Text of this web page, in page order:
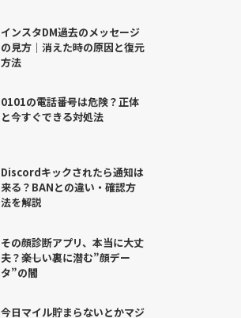
インスタDM過去のメッセージ
の見方｜消えた時の原因と復元
方法
0101の電話番号は危険？正体
と今すぐできる対処法
Discordキックされたら通知は
来る？BANとの違い・確認方
法を解説
その顔診断アプリ、本当に大丈
夫？――楽しい裏に潜む”顔デー
タ”の闇
今日マイル貯まらないとかマジ